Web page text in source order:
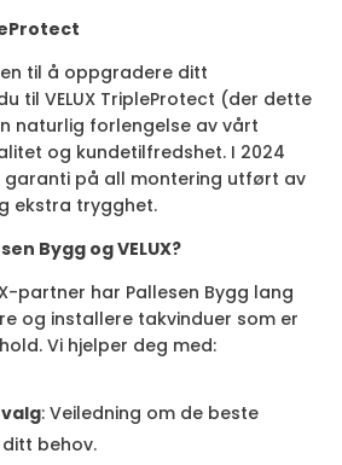
til å oppgradere ditt
til VELUX TripleProtect (der dette
naturlig forlengelse av vårt
og kundetilfredshet. I 2024
garanti på all montering utført av
ekstra trygghet.
Bygg og VELUX?
partner har Pallesen Bygg lang
og installere takvinduer som er
Vi hjelper deg med:
: Veiledning om de beste
behov.